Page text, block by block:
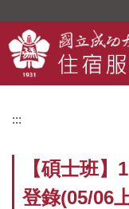
主
要
內
區
:::
【碩士班
登錄(05/06